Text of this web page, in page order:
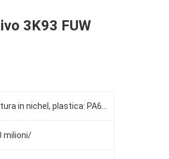
3K93 FUW
milioni/